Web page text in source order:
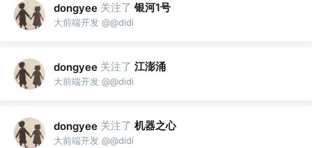
dongyee 关注了 银河1号
大前端开发 @@didi
dongyee 关注了 江澎涌
大前端开发 @@didi
dongyee 关注了 机器之心
大前端开发 @@didi